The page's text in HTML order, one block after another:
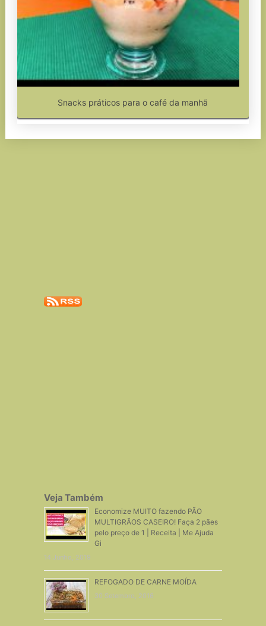
Snacks práticos para o café da manhã
Veja Também
Economize MUITO fazendo PÃO
MULTIGRÃOS CASEIRO! Faça 2 pães
pelo preço de 1 | Receita | Me Ajuda
Gi
14 Junho, 2019
REFOGADO DE CARNE MOÍDA
30 Setembro, 2016